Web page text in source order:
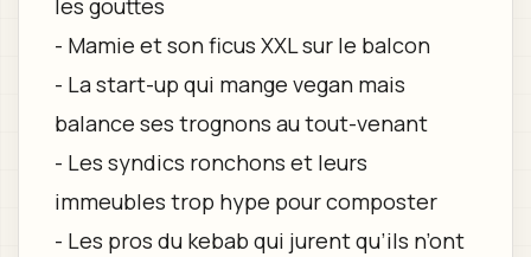
les gouttes
- Mamie et son ficus XXL sur le balcon
- La start-up qui mange vegan mais
balance ses trognons au tout-venant
- Les syndics ronchons et leurs
immeubles trop hype pour composter
- Les pros du kebab qui jurent qu’ils n’ont